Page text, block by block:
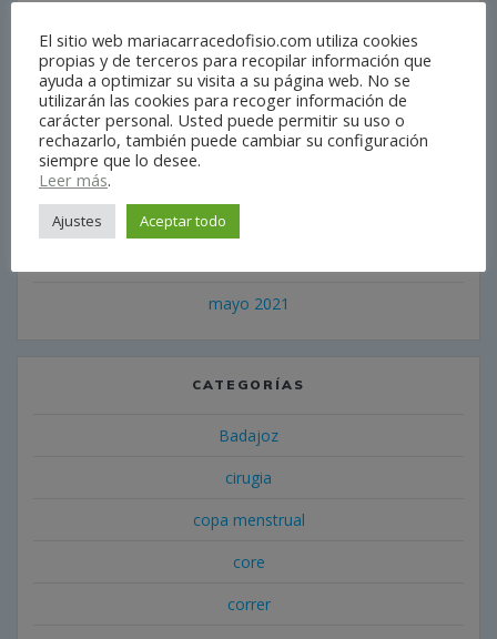
febrero 2022
enero 2022
diciembre 2021
noviembre 2021
septiembre 2021
mayo 2021
CATEGORÍAS
Badajoz
cirugia
copa menstrual
core
correr
El sitio web mariacarracedofisio.com utiliza cookies
propias y de terceros para recopilar información que
ayuda a optimizar su visita a su página web. No se
utilizarán las cookies para recoger información de
carácter personal. Usted puede permitir su uso o
rechazarlo, también puede cambiar su configuración
siempre que lo desee.
Leer más.
Ajustes Aceptar todo